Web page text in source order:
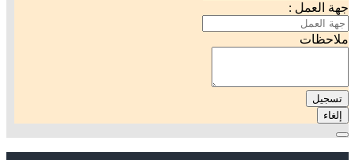
جهة العمل :
ملاحظات
تسجيل
إلغاء